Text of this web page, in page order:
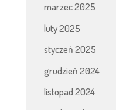
marzec 2025
luty 2025
styczeń 2025
grudzień 2024
listopad 2024